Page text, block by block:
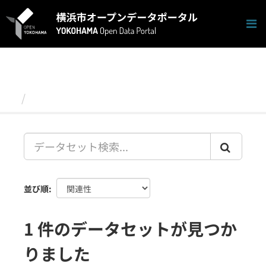
キ
並び順
1 件のデータセットが見つか
りました